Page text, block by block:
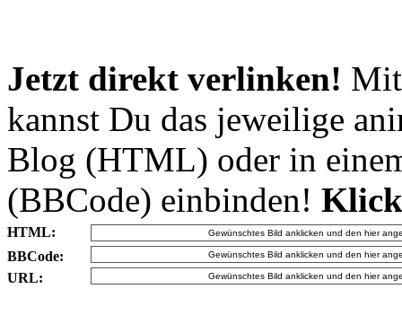
Jetzt direkt verlinken!
kannst Du das jeweilige
Blog (HTML) oder in
(BBCode) einbinden!
HTML:
BBCode:
URL: